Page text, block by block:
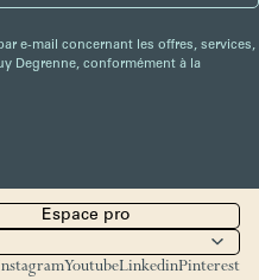
e-mail concernant les offres, services,
Degrenne, conformément à la
Espace pro
YoutubeLinkedinPinterest